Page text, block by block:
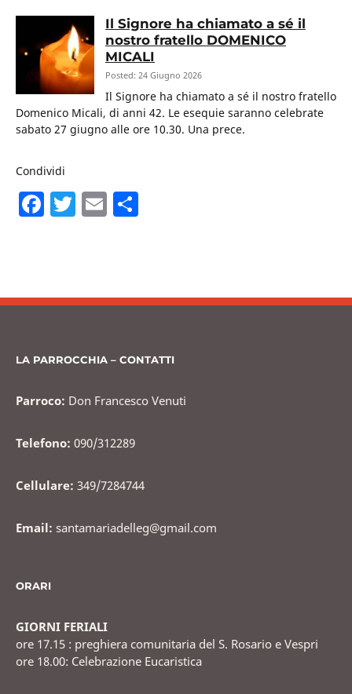
Il Signore ha chiamato a sé il
nostro fratello DOMENICO
MICALI
Posted: 24 Giugno 2026
Il Signore ha chiamato a sé il nostro fratello
Domenico Micali, di anni 42. Le esequie saranno celebrate
sabato 27 giugno alle ore 10.30. Una prece.
Condividi
F
b
o
T E
vi
LA PARROCCHIA – CONTATTI
Parroco: Don Francesco Venuti
Telefono: 090/312289
Cellulare: 349/7284744
Email: santamariadelleg@gmail.com
ORARI
GIORNI FERIALI
ore 17.15 : preghiera comunitaria del S. Rosario e Vespri
ore 18.00: Celebrazione Eucaristica